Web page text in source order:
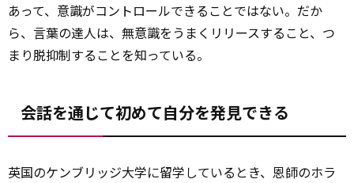
あって、意識がコントロールできることではない。だか
ら、言葉の達人は、無意識をうまくリリースすること、つ
まり脱抑制することを知っている。
会話を通じて初めて自分を発見できる
英国のケンブリッジ大学に留学しているとき、恩師のホラ